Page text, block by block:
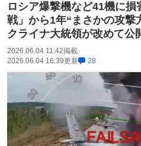
ロシア爆撃機など41機に
戦」から1年“まさかの攻撃
クライナ大統領が改めて公
2026.06.04 11:42掲載
2026.06.04 16:39更新 28